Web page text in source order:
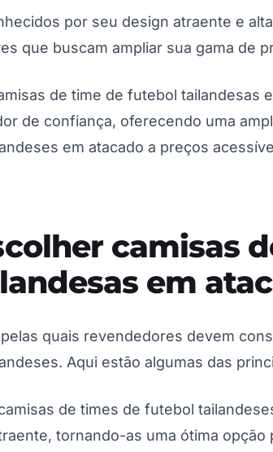
por seu design atraente e
que buscam ampliar sua gama de
de time de futebol tailandesas
de confiança, oferecendo uma
em atacado a preços
camisas
em
quais revendedores devem
Aqui estão algumas das
de times de futebol
tornando-as uma ótima opção